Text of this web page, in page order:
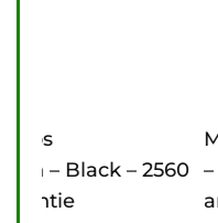
Monitor
– 27 inch – Black
ani Garantie